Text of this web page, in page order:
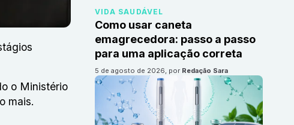
o Ministério
mais.
VIDA SAUDÁVEL
Como usar caneta
emagrecedora: passo a passo
para uma aplicação correta
5 de agosto de 2026, por Redação Sara